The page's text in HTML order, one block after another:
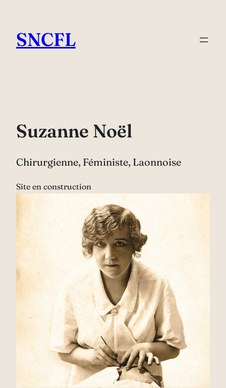
contenu
SNCFL
Suzanne Noël
Chirurgienne, Féministe, Laonnoise
Site en construction